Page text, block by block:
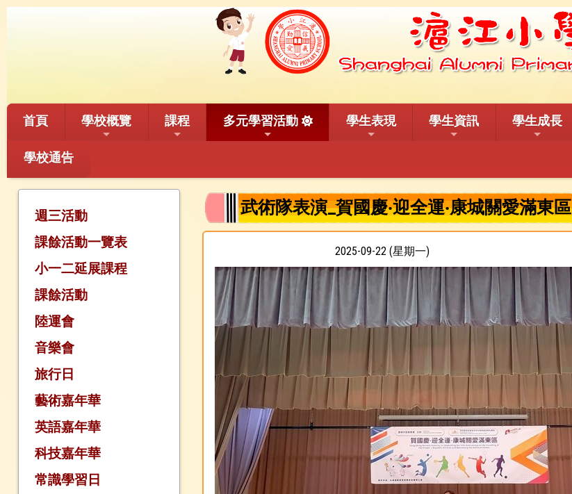
首頁 學校概覽 課程 多元學習活動 學生表現 學生資訊 學生成長
學校通告
週三活動
課餘活動一覽表
小一二延展課程
課餘活動
陸運會
音樂會
旅行日
藝術嘉年華
英語嘉年華
科技嘉年華
常識學習日
武術隊表演_賀國慶‧迎全運‧康城關愛滿東區
2025-09-22 (星期一)